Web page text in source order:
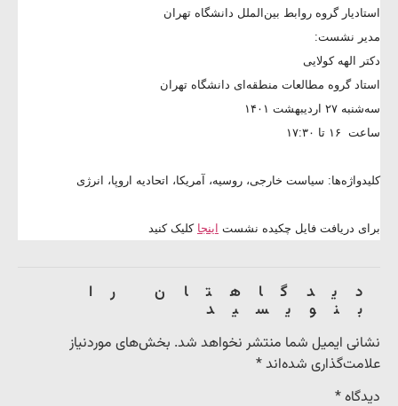
استادیار گروه روابط بین‌الملل دانشگاه تهران
مدیر نشست:
دکتر الهه کولایی
استاد گروه مطالعات منطقه‌ای دانشگاه تهران
سه‌شنبه ۲۷ اردیبهشت ۱۴۰۱
ساعت ۱۶ تا ۱۷:۳۰
کلیدواژه‌ها: سیاست خارجی، روسیه، آمریکا، اتحادیه اروپا، انرژی
برای دریافت فایل چکیده نشست اینجا کلیک کنید
دیدگاهتان را
بنویسید
نشانی ایمیل شما منتشر نخواهد شد. بخش‌های موردنیاز
علامت‌گذاری شده‌اند*
دیدگاه*